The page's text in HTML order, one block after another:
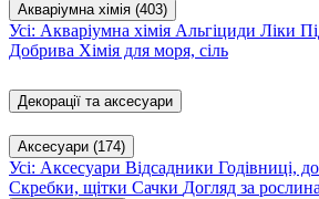
Акваріумна хімія (403)
Усі: Акваріумна хімія Альгіциди Ліки
Добрива Хімія для моря, сіль
Декорації та аксесуари
Аксесуари (174)
Усі: Аксесуари Відсадники Годівниці,
Скребки, щітки Сачки Догляд за